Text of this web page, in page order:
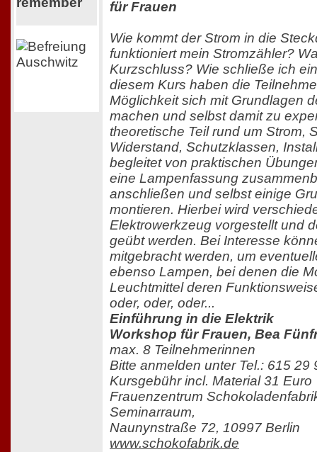
für Frauen
Wie kommt der Strom in die
funktioniert mein Stromzähler?
Kurzschluss? Wie schließe ich
diesem Kurs haben die
Möglichkeit sich mit Grundlagen
machen und selbst damit zu
theoretische Teil rund um Strom,
Widerstand, Schutzklassen,
begleitet von praktischen
eine Lampenfassung
anschließen und selbst einige
montieren. Hierbei wird
Elektrowerkzeug vorgestellt und
geübt werden. Bei Interesse
mitgebracht werden, um
ebenso Lampen, bei denen die
Leuchtmittel deren
oder, oder, oder...
Einführung in die Elektrik
Workshop für Frauen, Bea
max. 8 Teilnehmerinnen
Bitte anmelden unter Tel.: 615 29
Kursgebühr incl. Material 31 Euro
Frauenzentrum
Seminarraum,
Naunynstraße 72, 10997 Berlin
www.schokofabrik.de